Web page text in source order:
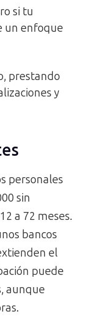
si tu
un enfoque
prestando
y
personales
sin
a 72 meses.
bancos
el
puede
aunque